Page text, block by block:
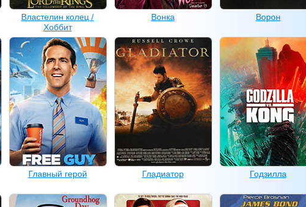
Властелин колец /
Хоббит
Вонка Ворон
Главный герой Гладиатор Годзилла